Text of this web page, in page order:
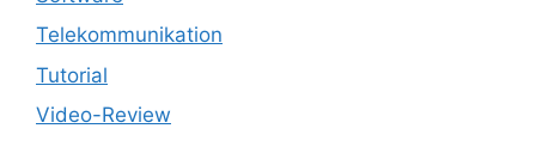
Telekommunikation
Tutorial
Video-Review